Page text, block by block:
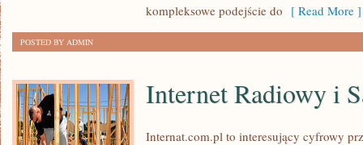
kompleksowe podejście do [ Read More ]
POSTED BY ADMIN
Internet Radiowy i
Internat.com.pl to interesujący cyfrowy